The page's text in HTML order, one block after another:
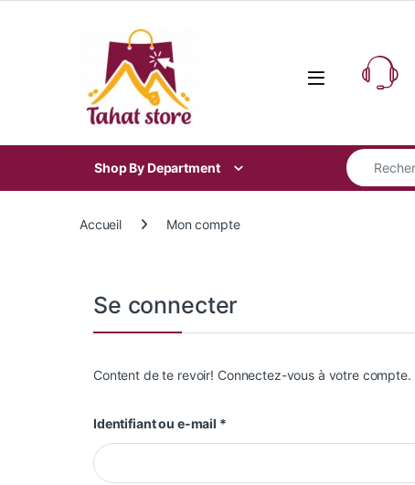
Shop By Department
Search for:
Accueil Mon compte
Se connecter
Content de te revoir! Connectez-vous à votre compte.
Identifiant ou e-mail *Obligatoire